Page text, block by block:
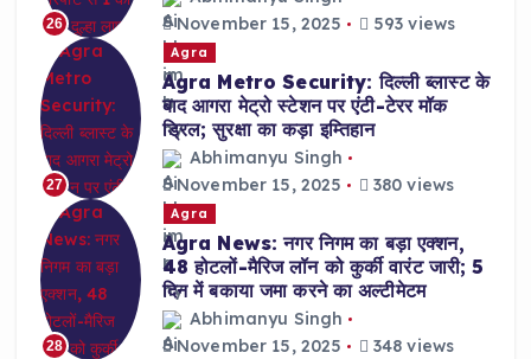
26
November 15, 2025
593 views
27
Agra
Agra Metro Security: दिल्ली ब्लास्ट के
बाद आगरा मेट्रो स्टेशन पर एंटी-टेरर मॉक
ड्रिल; सुरक्षा का कड़ा इम्तिहान
Abhimanyu Singh
November 15, 2025
380 views
28
Agra
Agra News: नगर निगम का बड़ा एक्शन,
48 होटलों-मैरिज लॉन को कुर्की वारंट जारी; 5
दिन में बकाया जमा करने का अल्टीमेटम
Abhimanyu Singh
November 15, 2025
348 views